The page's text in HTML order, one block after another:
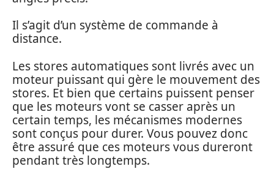
Il s’agit d’un système de commande à
distance.
Les stores automatiques sont livrés avec un
moteur puissant qui gère le mouvement des
stores. Et bien que certains puissent penser
que les moteurs vont se casser après un
certain temps, les mécanismes modernes
sont conçus pour durer. Vous pouvez donc
être assuré que ces moteurs vous dureront
pendant très longtemps.